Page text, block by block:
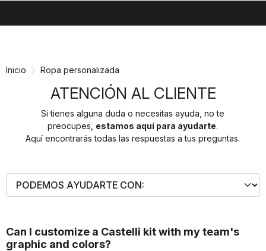
navegación
Inicio Ropa personalizada
ATENCIÓN AL CLIENTE
Si tienes alguna duda o necesitas ayuda, no te
preocupes, estamos aquí para ayudarte.
Aquí encontrarás todas las respuestas a tus preguntas.
Can I customize a Castelli kit with my team's
graphic and colors?